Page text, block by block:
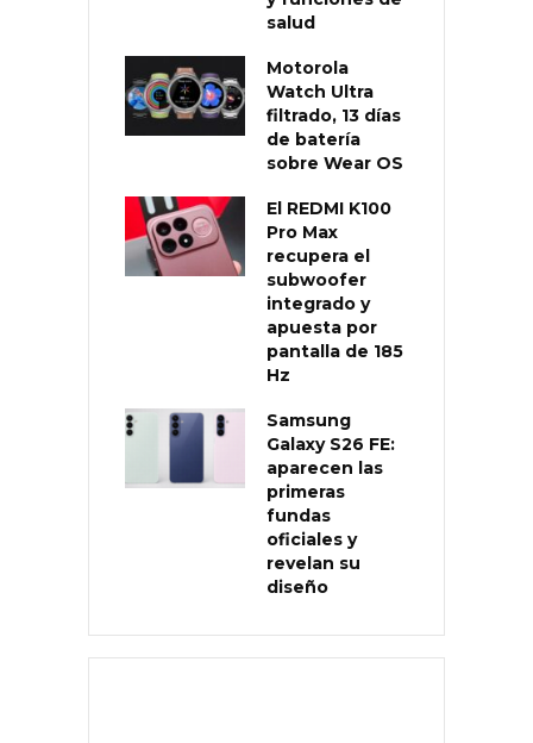
salud
Motorola
Watch Ultra
filtrado, 13 días
de batería
sobre Wear OS
El REDMI K100
Pro Max
recupera el
subwoofer
integrado y
apuesta por
pantalla de 185
Hz
Samsung
Galaxy S26 FE:
aparecen las
primeras
fundas
oficiales y
revelan su
diseño